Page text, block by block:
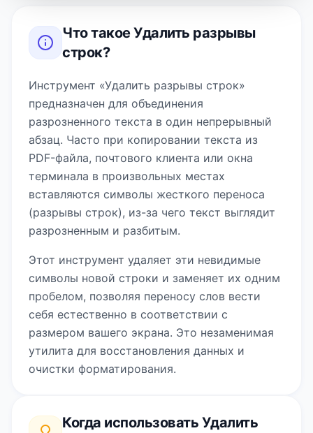
Что такоеУдалить разрывы
строк?
Инструмент «Удалить разрывы строк»
предназначен для объединения
разрозненного текста в один непрерывный
абзац. Часто при копировании текста из
PDF-файла, почтового клиента или окна
терминала в произвольных местах
вставляются символы жесткого переноса
(разрывы строк), из-за чего текст выглядит
разрозненным и разбитым.
Этот инструмент удаляет эти невидимые
символы новой строки и заменяет их одним
пробелом, позволяя переносу слов вести
себя естественно в соответствии с
размером вашего экрана. Это незаменимая
утилита для восстановления данных и
очистки форматирования.
Когда использовать Удалить